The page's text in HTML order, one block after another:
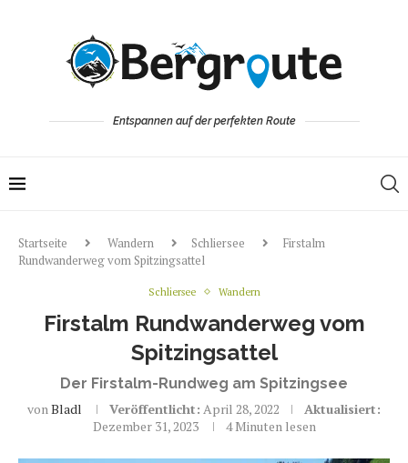
Entspannen auf der perfekten Route
Startseite Wandern Schliersee
Firstalm
Rundwanderweg vom Spitzingsattel
Schliersee Wandern
Firstalm Rundwanderweg vom
Spitzingsattel
Der Firstalm-Rundweg am Spitzingsee
vonBladl Veröffentlicht: April 28, 2022
Aktualisiert:
Dezember 31, 2023
4 Minuten lesen